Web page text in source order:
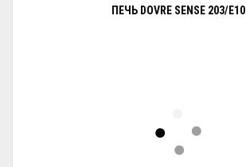
ПЕЧЬ DOVRE SENSE 203/E10